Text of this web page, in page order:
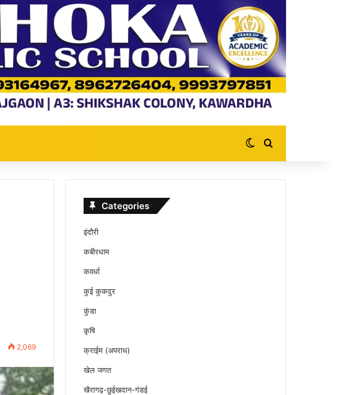
Switch skin
Search for
2,069
Categories
इंदौरी
कबीरधाम
कवर्धा
कुई कुकदुर
कुंडा
कृषि
क्राईम (अपराध)
खेल जगत
खैरागढ़-छुईखदान-गंडई